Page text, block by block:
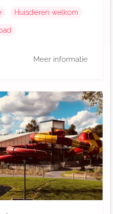
Huisdieren welkom
Meer informatie